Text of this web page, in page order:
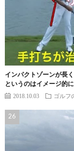
インパクトゾーンが長
というのはイメージ的
2018.10.03 ゴルフ